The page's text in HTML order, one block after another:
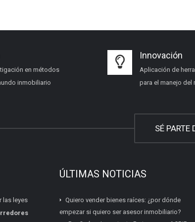
en métodos
inmobiliario
Innovación
Aplicación de
para el manejo del
SÉ PARTE
las leyes
ÚLTIMAS NOTICIAS
Quiero vender bienes raíces: ¿por dónde
empezar si quiero ser asesor inmobiliario?